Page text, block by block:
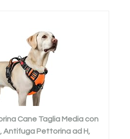
Cane Taglia Media con
Antifuga Pettorina ad H,